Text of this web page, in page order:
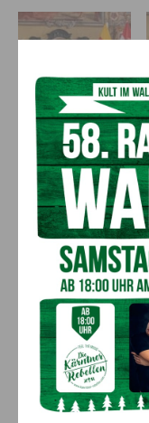
(c) LPD
Kärnten/Jannach